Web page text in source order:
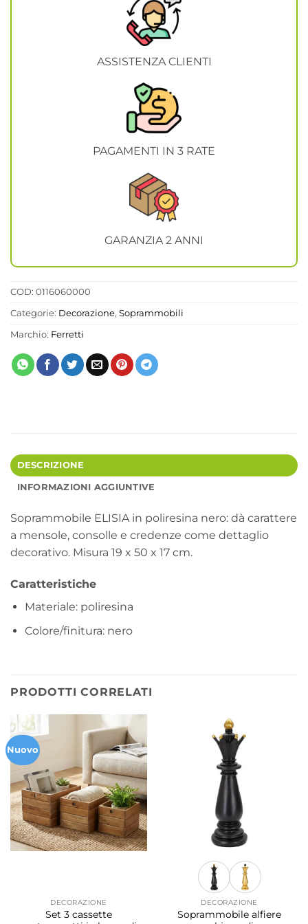
ASSISTENZA CLIENTI
PAGAMENTI IN 3 RATE
GARANZIA 2 ANNI
COD: 0116060000
Categorie: Decorazione, Soprammobili
Marchio: Ferretti
DESCRIZIONE
INFORMAZIONI AGGIUNTIVE
Soprammobile ELISIA in poliresina nero: dà carattere
a mensole, consolle e credenze come dettaglio
decorativo. Misura 19 x 50 x 17 cm.
Caratteristiche
Materiale: poliresina
Colore/finitura: nero
PRODOTTI CORRELATI
Nuovo
DECORAZIONE
Set 3 cassette
DECORAZIONE
Soprammobile alfiere